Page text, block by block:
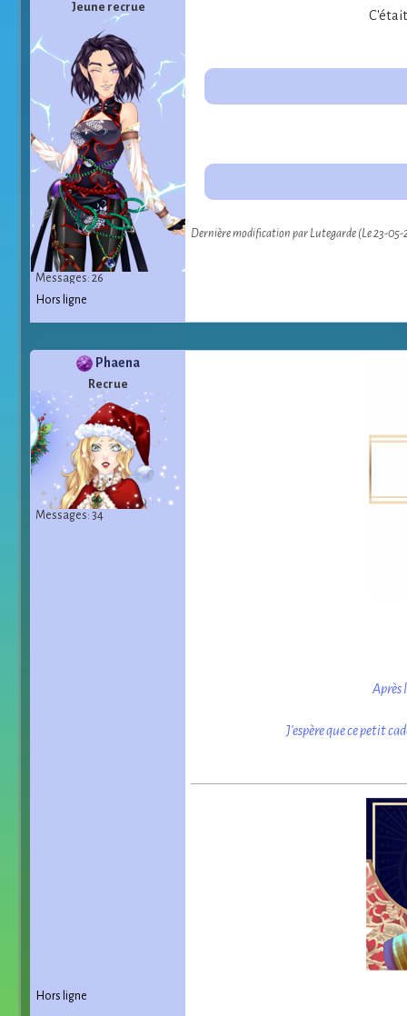
Jeune recrue
Messages: 26
Dernière modification par Lutegarde (Le 23-05-
Hors ligne
Phaena
Recrue
Messages: 34
Après
J'espère que ce petit
Hors ligne